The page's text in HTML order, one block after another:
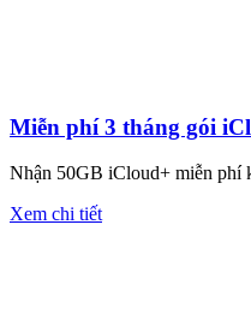
Miễn phí 3 tháng gói
Nhận 50GB iCloud+ miễn phí
Xem chi tiết